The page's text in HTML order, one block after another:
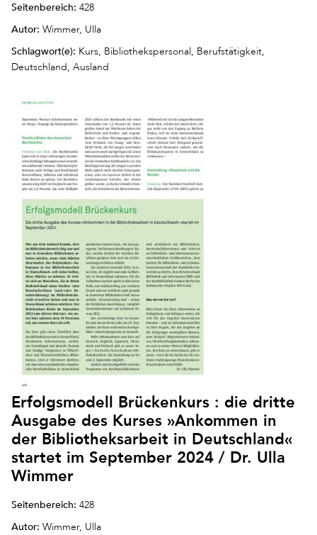
Seitenbereich: 428
Autor: Wimmer, Ulla
Schlagwort(e): Kurs, Bibliothekspersonal, Berufstätigkeit,
Deutschland, Ausland
Erfolgsmodell Brückenkurs : die dritte
Ausgabe des Kurses »Ankommen in
der Bibliotheksarbeit in Deutschland«
startet im September 2024 / Dr. Ulla
Wimmer
Seitenbereich: 428
Autor: Wimmer, Ulla